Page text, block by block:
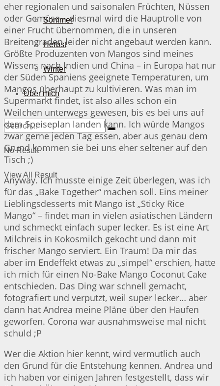
Sommer
Herbst
Winter
Über mich
No Result
View All Result
eher regionalen und saisonalen Früchten, Nüssen
oder Gemüse – diesmal wird die Hauptrolle von
einer Frucht übernommen, die in unseren
Breitengraden leider nicht angebaut werden kann.
Größte Produzenten von Mangos sind meines
Wissens nach Indien und China – in Europa hat nur
der Süden Spaniens geeignete Temperaturen, um
Mangos überhaupt zu kultivieren. Was man im
Supermarkt findet, ist also alles schon ein
Weilchen unterwegs gewesen, bis es bei uns auf
dem Speiseplan landen kann. Ich würde Mangos
zwar gerne jeden Tag essen, aber aus genau dem
Grund kommen sie bei uns eher seltener auf den
Tisch ;)
Anyway. Ich musste einige Zeit überlegen, was ich
für das „Bake Together“ machen soll. Eins meiner
Lieblingsdesserts mit Mango ist „Sticky Rice
Mango“ – findet man in vielen asiatischen Ländern
und schmeckt einfach super lecker. Es ist eine Art
Milchreis in Kokosmilch gekocht und dann mit
frischer Mango serviert. Ein Traum! Da mir das
aber im Endeffekt etwas zu „simpel“ erschien, hatte
ich mich für einen No-Bake Mango Coconut Cake
entschieden. Das Ding war schnell gemacht,
fotografiert und verputzt, weil super lecker… aber
dann hat Andrea meine Pläne über den Haufen
geworfen. Corona war ausnahmsweise mal nicht
schuld ;P
Wer die Aktion hier kennt, wird vermutlich auch
den Grund für die Entstehung kennen. Andrea und
ich haben vor einigen Jahren festgestellt, dass wir